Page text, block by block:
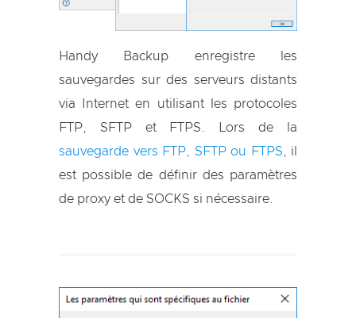
Handy Backup enregistre les
sauvegardes sur des serveurs distants
via Internet en utilisant les protocoles
FTP, SFTP et FTPS. Lors de la
sauvegarde vers FTP, SFTP ou FTPS , il
est possible de définir des paramètres
de proxy et de SOCKS si nécessaire.